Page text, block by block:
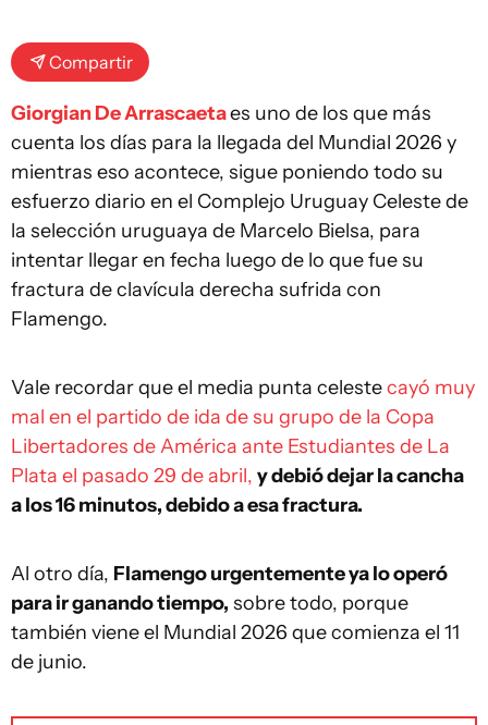
Compartir
Giorgian De Arrascaetaes uno de los que más
cuenta los días para la llegada del Mundial 2026 y
mientras eso acontece, sigue poniendo todo su
esfuerzo diario en el Complejo Uruguay Celeste de
la selección uruguaya de Marcelo Bielsa, para
intentar llegar en fecha luego de lo que fue su
fractura de clavícula derecha sufrida con
Flamengo.
Vale recordar que el media punta celestecayó muy
mal en el partido de ida de su grupo de la Copa
Libertadores de América ante Estudiantes de La
Plata el pasado 29 de abril, y debió dejar la cancha
a los 16 minutos, debido a esa fractura.
Al otro día, Flamengo urgentemente ya lo operó
para ir ganando tiempo, sobre todo, porque
también viene el Mundial 2026 que comienza el 11
de junio.